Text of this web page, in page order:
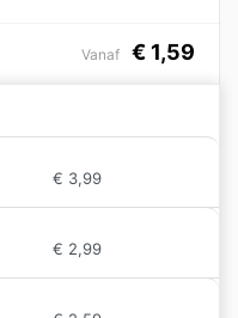
Vanaf € 1,59
€ 3,99
€ 2,99